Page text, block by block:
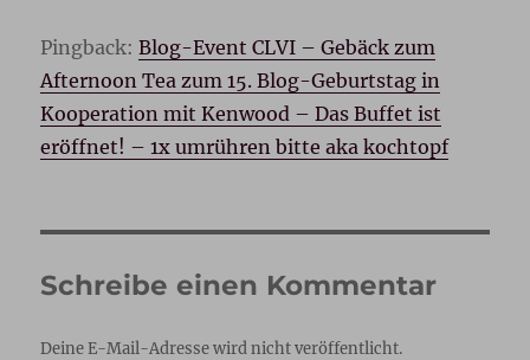
Pingback:Blog-Event CLVI – Gebäck zum
Afternoon Tea zum 15. Blog-Geburtstag in
Kooperation mit Kenwood – Das Buffet ist
eröffnet! – 1x umrühren bitte aka kochtopf
Schreibe einen Kommentar
Deine E-Mail-Adresse wird nicht veröffentlicht.